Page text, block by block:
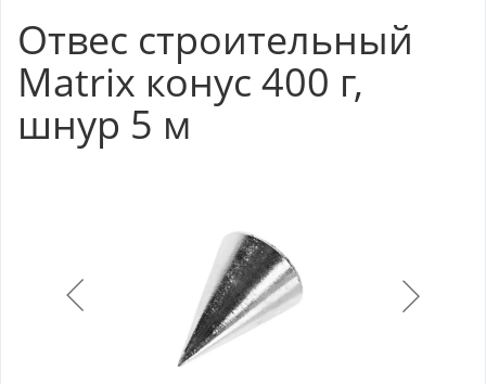
Отвес строительный
Matrix конус 400 г,
шнур 5 м